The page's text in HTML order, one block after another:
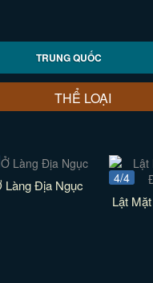
TRUNG QUỐC
THỂ LOẠI
Làng Địa Ngục 4/4
Lật